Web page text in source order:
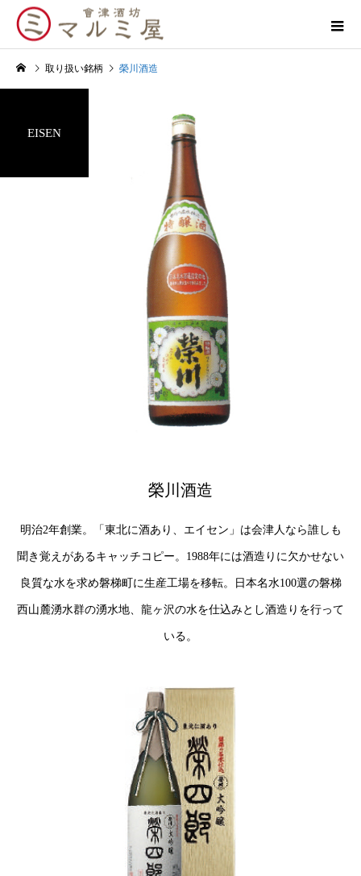
取り扱い銘柄 榮川酒造
EISEN
榮川酒造
明治2年創業。「東北に酒あり、エイセン」は会津人なら誰しも
聞き覚えがあるキャッチコピー。1988年には酒造りに欠かせない
良質な水を求め磐梯町に生産工場を移転。日本名水100選の磐梯
西山麓湧水群の湧水地、龍ヶ沢の水を仕込みとし酒造りを行って
いる。